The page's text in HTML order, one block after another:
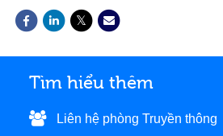
Tìm hiểu thêm
Liên hệ phòng Truyền thông